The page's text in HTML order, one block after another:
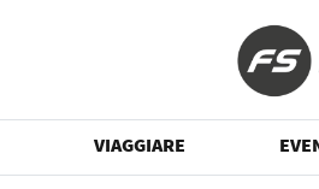
VIAGGIARE